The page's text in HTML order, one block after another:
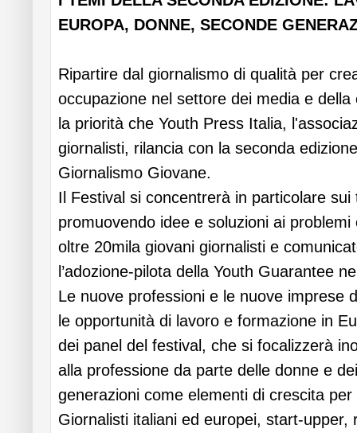
EUROPA, DONNE, SECONDE
Ripartire dal giornalismo di qualità per
occupazione nel settore dei media e
la priorità che Youth Press Italia,
giornalisti, rilancia con la seconda
Giornalismo Giovane.
Il Festival si concentrerà in particolare
promuovendo idee e soluzioni ai
oltre 20mila giovani giornalisti e
l’adozione-pilota della Youth Guarantee
Le nuove professioni e le nuove imprese
le opportunità di lavoro e formazione in
dei panel del festival, che si focalizzerà
alla professione da parte delle donne e
generazioni come elementi di crescita
Giornalisti italiani ed europei, start-upper,